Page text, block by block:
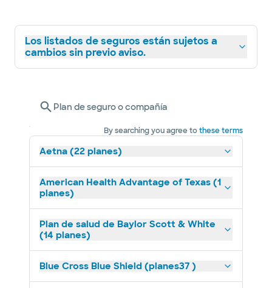
Los listados de seguros están sujetos a
cambios sin previo aviso.
Plan de seguro o compañía
By searching you agree tothese terms
Aetna (22 planes)
American Health Advantage of Texas (1
planes)
Plan de salud de Baylor Scott & White
(14 planes)
Blue Cross Blue Shield (planes37 )